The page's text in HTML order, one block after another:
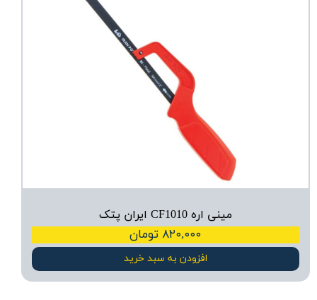
مینی اره CF1010 ایران پتک
۸۲۰,۰۰۰ تومان
افزودن به سبد خرید